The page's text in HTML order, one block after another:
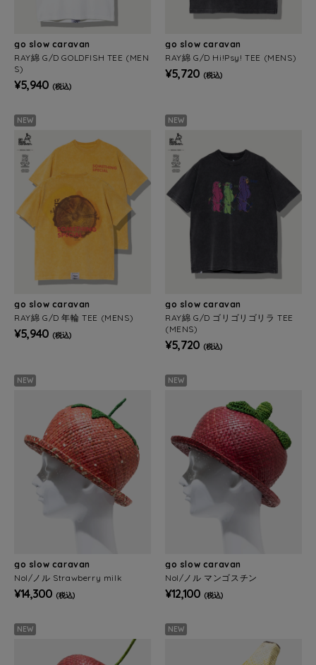
go slow caravan
RAY綿 G/D GOLDFISH TEE (MEN
S)
¥5,940 (税込)
go slow caravan
RAY綿 G/D Hi!Psy! TEE (MENS)
¥5,720 (税込)
NEW
go slow caravan
RAY綿 G/D 年輪 TEE (MENS)
¥5,940 (税込)
NEW
go slow caravan
RAY綿 G/D ゴリゴリゴリラ TEE
(MENS)
¥5,720 (税込)
NEW
go slow caravan
Nol/ノル Strawberry milk
¥14,300 (税込)
NEW
go slow caravan
Nol/ノル マンゴスチン
¥12,100 (税込)
NEW NEW